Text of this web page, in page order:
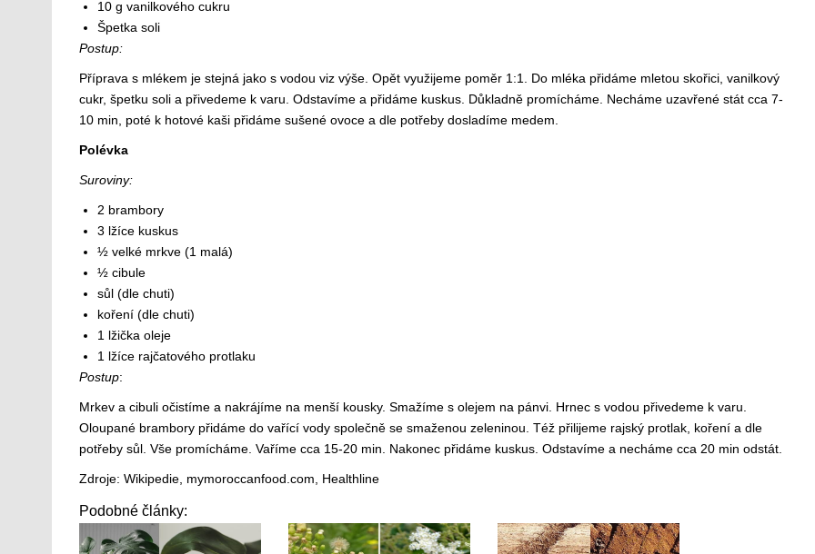
10 g vanilkového cukru
Špetka soli
Postup:
Příprava s mlékem je stejná jako s vodou viz výše. Opět využijeme poměr 1:1. Do mléka přidáme mletou skořici, vanilkový
cukr, špetku soli a přivedeme k varu. Odstavíme a přidáme kuskus. Důkladně promícháme. Necháme uzavřené stát cca 7-
10 min, poté k hotové kaši přidáme sušené ovoce a dle potřeby dosladíme medem.
Polévka
Suroviny:
2 brambory
3 lžíce kuskus
½ velké mrkve (1 malá)
½ cibule
sůl (dle chuti)
koření (dle chuti)
1 lžička oleje
1 lžíce rajčatového protlaku
Postup:
Mrkev a cibuli očistíme a nakrájíme na menší kousky. Smažíme s olejem na pánvi. Hrnec s vodou přivedeme k varu.
Oloupané brambory přidáme do vařící vody společně se smaženou zeleninou. Též přilijeme rajský protlak, koření a dle
potřeby sůl. Vše promícháme. Vaříme cca 15-20 min. Nakonec přidáme kuskus. Odstavíme a necháme cca 20 min odstát.
Zdroje: Wikipedie, mymoroccanfood.com, Healthline
Podobné články: